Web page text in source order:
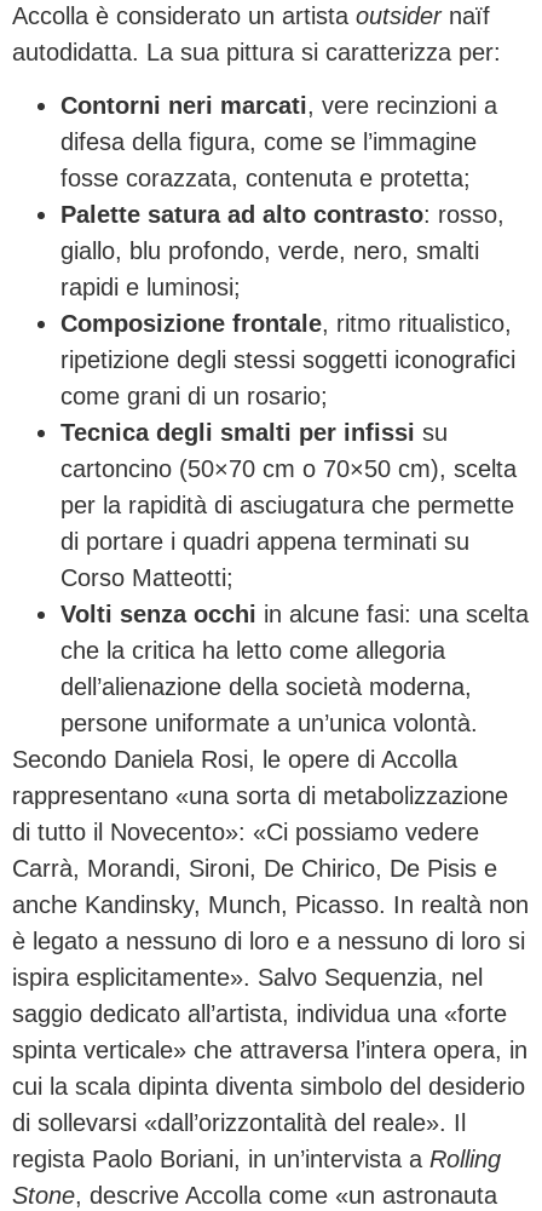
Accolla è considerato un artista outsidernaïf
autodidatta. La sua pittura si caratterizza per:
Contorni neri marcati, vere recinzioni a
difesa della figura, come se l’immagine
fosse corazzata, contenuta e protetta;
Palette satura ad alto contrasto: rosso,
giallo, blu profondo, verde, nero, smalti
rapidi e luminosi;
Composizione frontale, ritmo ritualistico,
ripetizione degli stessi soggetti iconografici
come grani di un rosario;
Tecnica degli smalti per infissi su
cartoncino (50×70 cm o 70×50 cm), scelta
per la rapidità di asciugatura che permette
di portare i quadri appena terminati su
Corso Matteotti;
Volti senza occhi in alcune fasi: una scelta
che la critica ha letto come allegoria
dell’alienazione della società moderna,
persone uniformate a un’unica volontà.
Secondo Daniela Rosi, le opere di Accolla
rappresentano «una sorta di metabolizzazione
di tutto il Novecento»: «Ci possiamo vedere
Carrà, Morandi, Sironi, De Chirico, De Pisis e
anche Kandinsky, Munch, Picasso. In realtà non
è legato a nessuno di loro e a nessuno di loro si
ispira esplicitamente». Salvo Sequenzia, nel
saggio dedicato all’artista, individua una «forte
spinta verticale» che attraversa l’intera opera, in
cui la scala dipinta diventa simbolo del desiderio
di sollevarsi «dall’orizzontalità del reale». Il
regista Paolo Boriani, in un’intervista a Rolling
Stone, descrive Accolla come «un astronauta